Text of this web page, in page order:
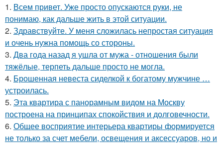
1. Всем привет. Уже просто опускаются руки, не
понимаю, как дальше жить в этой ситуации.
2. Здравствуйте. У меня сложилась непростая ситуация
и очень нужна помощь со стороны.
3. Два года назад я ушла от мужа - отношения были
тяжёлые, терпеть дальше просто не могла.
4. Брошенная невеста сиделкой к богатому мужчине …
устроилась.
5. Эта квартира с панорамным видом на Москву
построена на принципах спокойствия и долговечности.
6. Общее восприятие интерьера квартиры формируется
не только за счет мебели, освещения и аксессуаров, но и